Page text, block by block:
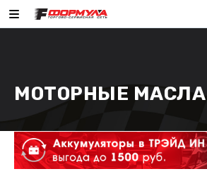
МОТОРНЫЕ МАСЛА